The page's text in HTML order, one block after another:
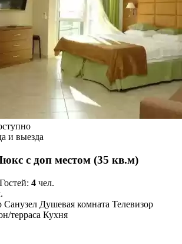
и выезда
с доп местом (35 кв.м)
Гостей: 4 чел.
Санузел Душевая комната Телевизор
терраса Кухня